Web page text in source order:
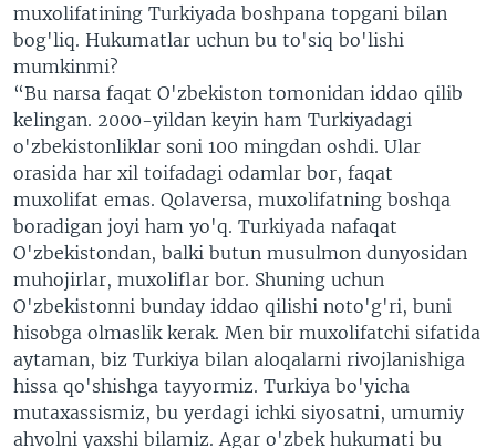
muxolifatining Turkiyada boshpana topgani bilan
bog'liq. Hukumatlar uchun bu to'siq bo'lishi
mumkinmi?
“Bu narsa faqat O'zbekiston tomonidan iddao qilib
kelingan. 2000-yildan keyin ham Turkiyadagi
o'zbekistonliklar soni 100 mingdan oshdi. Ular
orasida har xil toifadagi odamlar bor, faqat
muxolifat emas. Qolaversa, muxolifatning boshqa
boradigan joyi ham yo'q. Turkiyada nafaqat
O'zbekistondan, balki butun musulmon dunyosidan
muhojirlar, muxoliflar bor. Shuning uchun
O'zbekistonni bunday iddao qilishi noto'g'ri, buni
hisobga olmaslik kerak. Men bir muxolifatchi sifatida
aytaman, biz Turkiya bilan aloqalarni rivojlanishiga
hissa qo'shishga tayyormiz. Turkiya bo'yicha
mutaxassismiz, bu yerdagi ichki siyosatni, umumiy
ahvolni yaxshi bilamiz. Agar o'zbek hukumati bu